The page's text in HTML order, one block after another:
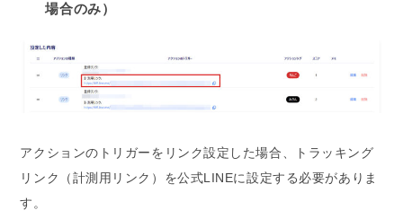
場合のみ）
アクションのトリガーをリンク設定した場合、トラッキング
リンク（計測用リンク）を公式LINEに設定する必要がありま
す。